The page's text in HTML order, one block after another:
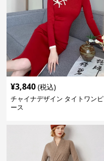
¥3,840 (税込)
チャイナデザイン タイトワンピ
ース